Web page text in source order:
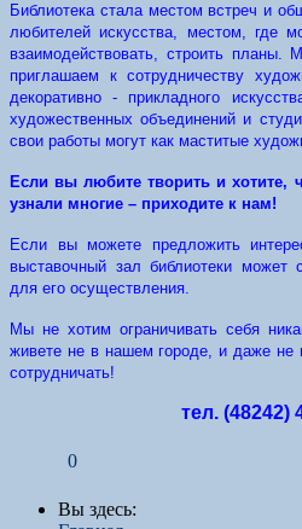
Библиотека стала местом встреч и
любителей искусства, местом, где
взаимодействовать, строить
приглашаем к сотрудничеству
декоративно - прикладного
художественных объединений и
свои работы могут как маститые
Если вы любите творить и хотите,
узнали многие – приходите к нам!
Если вы можете предложить
выставочный зал библиотеки может
для его осуществления.
Мы не хотим ограничивать себя
живете не в нашем городе, и даже не
сотрудничать!
тел. (48242)
0
Вы здесь: